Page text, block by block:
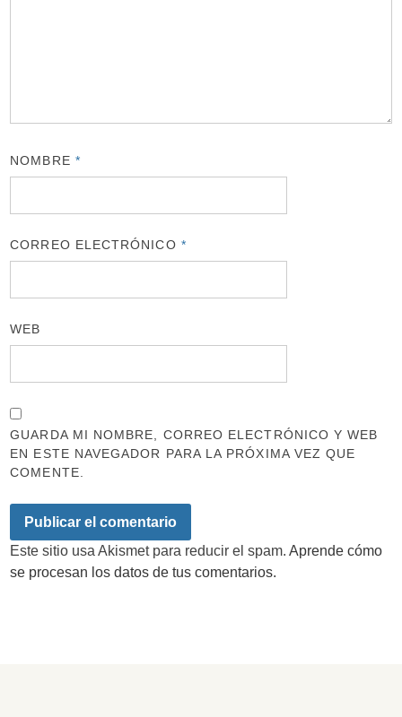
NOMBRE *
CORREO ELECTRÓNICO *
WEB
GUARDA MI NOMBRE, CORREO ELECTRÓNICO Y WEB
EN ESTE NAVEGADOR PARA LA PRÓXIMA VEZ QUE
COMENTE.
Este sitio usa Akismet para reducir el spam.Aprende cómo
se procesan los datos de tus comentarios.